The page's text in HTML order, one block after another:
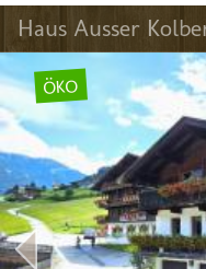
Haus Ausser
ÖKO